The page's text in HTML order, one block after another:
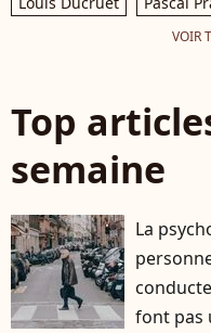
VOIR
Top
semaine
La
font pas